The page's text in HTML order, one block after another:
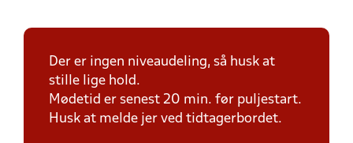
Der er ingen niveaudeling, så husk at
stille lige hold.
Mødetid er senest 20 min. før puljestart.
Husk at melde jer ved tidtagerbordet.